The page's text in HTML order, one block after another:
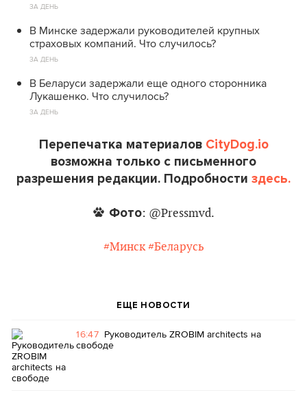
ЗА ДЕНЬ
В Минске задержали руководителей крупных
страховых компаний. Что случилось?
ЗА ДЕНЬ
В Беларуси задержали еще одного сторонника
Лукашенко. Что случилось?
ЗА ДЕНЬ
Перепечатка материалов CityDog.io
возможна только с письменного
разрешения редакции. Подробности здесь.
Фото: @Pressmvd.
#Минск #Беларусь
ЕЩЕ НОВОСТИ
16:47 Руководитель ZROBIM architects на
свободе